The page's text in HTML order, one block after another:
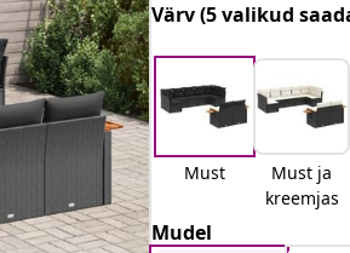
Värv(5 valikud
Must
Must ja
kreemjas
Mudel